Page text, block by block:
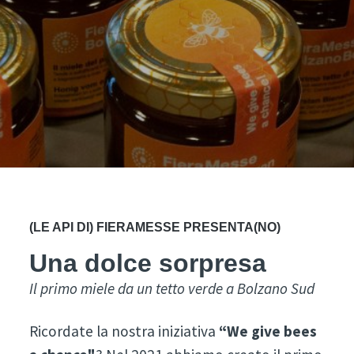
(LE API DI) FIERAMESSE PRESENTA(NO)
Una dolce sorpresa
Il primo miele da un tetto verde a Bolzano Sud
Ricordate la nostra iniziativa “We give bees